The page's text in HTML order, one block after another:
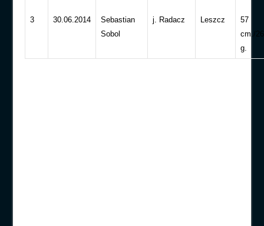
3 30.06.2014
Sebastian
Sobol
j. Radacz Leszcz
57
cm./
g.